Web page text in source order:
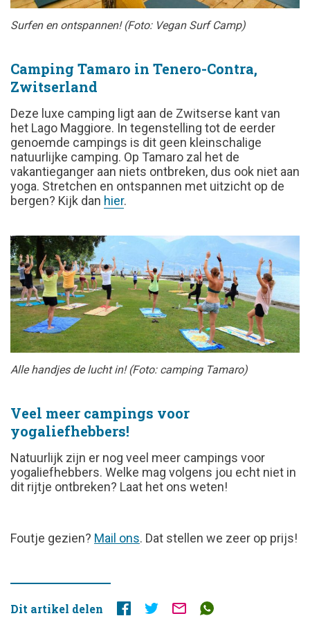
Surfen en ontspannen! (Foto: Vegan Surf Camp)
Camping Tamaro in Tenero-Contra,
Zwitserland
Deze luxe camping ligt aan de Zwitserse kant van
het Lago Maggiore. In tegenstelling tot de eerder
genoemde campings is dit geen kleinschalige
natuurlijke camping. Op Tamaro zal het de
vakantieganger aan niets ontbreken, dus ook niet aan
yoga. Stretchen en ontspannen met uitzicht op de
bergen? Kijk dan hier.
Alle handjes de lucht in! (Foto: camping Tamaro)
Veel meer campings voor
yogaliefhebbers!
Natuurlijk zijn er nog veel meer campings voor
yogaliefhebbers. Welke mag volgens jou echt niet in
dit rijtje ontbreken? Laat het ons weten!
FOUTJE
Foutje gezien? Mail ons. Dat stellen we zeer op prijs!
Dit artikel delen